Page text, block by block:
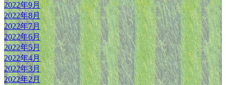
2022年9月
2022年8月
2022年7月
2022年6月
2022年5月
2022年4月
2022年3月
2022年2月